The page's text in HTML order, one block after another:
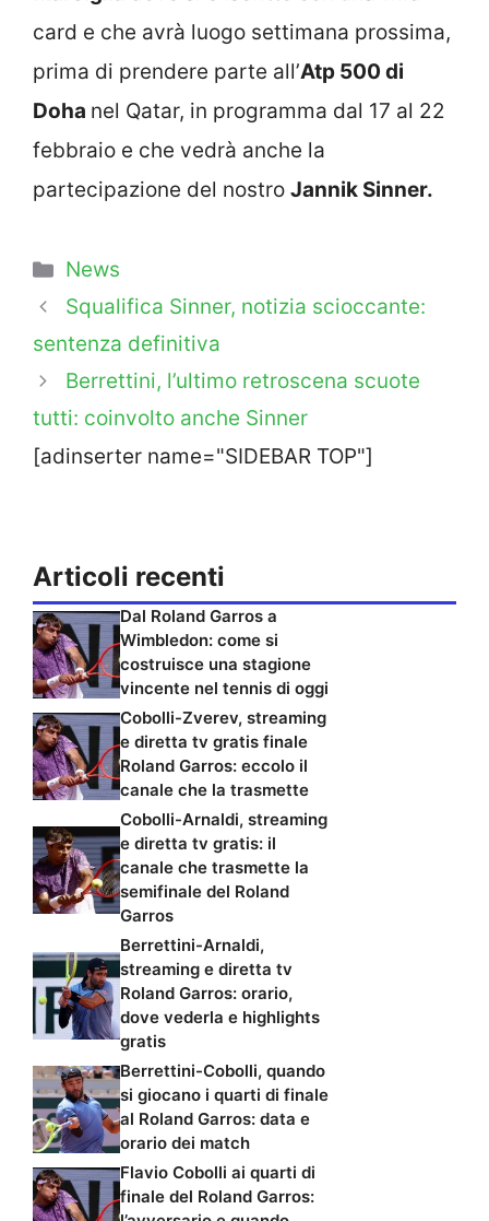
card e che avrà luogo settimana prossima,
prima di prendere parte all’Atp 500 di
Doha nel Qatar, in programma dal 17 al 22
febbraio e che vedrà anche la
partecipazione del nostro Jannik Sinner.
Categorie
News
Squalifica Sinner, notizia scioccante:
sentenza definitiva
Berrettini, l’ultimo retroscena scuote
tutti: coinvolto anche Sinner
[adinserter name="SIDEBAR TOP"]
Articoli recenti
Dal Roland Garros a
Wimbledon: come si
costruisce una stagione
vincente nel tennis di oggi
Cobolli-Zverev, streaming
e diretta tv gratis finale
Roland Garros: eccolo il
canale che la trasmette
Cobolli-Arnaldi, streaming
e diretta tv gratis: il
canale che trasmette la
semifinale del Roland
Garros
Berrettini-Arnaldi,
streaming e diretta tv
Roland Garros: orario,
dove vederla e highlights
gratis
Berrettini-Cobolli, quando
si giocano i quarti di finale
al Roland Garros: data e
orario dei match
Flavio Cobolli ai quarti di
finale del Roland Garros: